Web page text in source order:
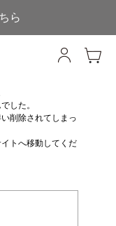
ら
した。
削除されてしまっ
トへ移動してくだ